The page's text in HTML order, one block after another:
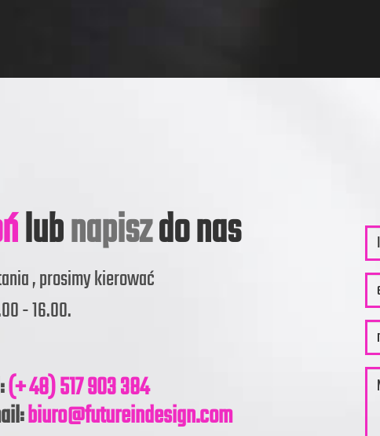
lubnapiszdo nas
, prosimy kierować
- 16.00.
(+ 48) 517 903 384
biuro@futureindesign.com